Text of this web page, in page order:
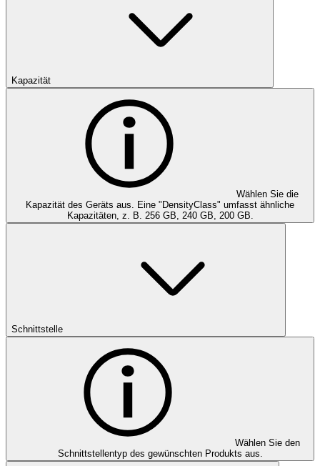
Kapazität
Wählen Sie die
Kapazität des Geräts aus. Eine "DensityClass" umfasst ähnliche
Kapazitäten, z. B. 256 GB, 240 GB, 200 GB.
Schnittstelle
Wählen Sie den
Schnittstellentyp des gewünschten Produkts aus.